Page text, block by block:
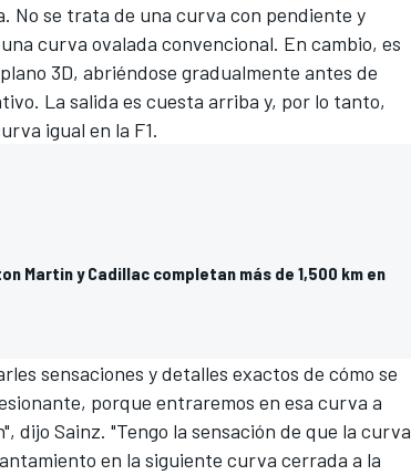
No se trata de una curva con pendiente y
curva ovalada convencional. En cambio, es
3D, abriéndose gradualmente antes de
La salida es cuesta arriba y, por lo tanto,
igual en la F1.
Martin y Cadillac completan más de 1,500 km en
sensaciones y detalles exactos de cómo se
porque entraremos en esa curva a
dijo Sainz. "Tengo la sensación de que la curva
en la siguiente curva cerrada a la